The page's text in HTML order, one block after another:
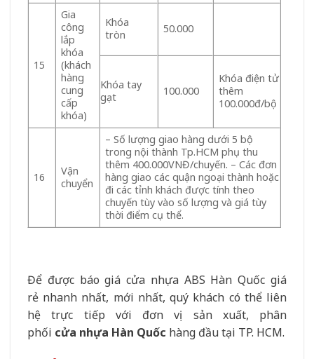
15
Gia
công
lắp
khóa
(khách
hàng
cung
cấp
khóa)
Khóa
tròn
50.000
Khóa tay
gạt
100.000
Khóa điện tử
thêm
100.000đ/bộ
16
Vận
chuyển
– Số lượng giao hàng dưới 5 bộ
trong nội thành Tp.HCM phụ thu
thêm 400.000VNĐ/chuyến. – Các đơn
hàng giao các quận ngoại thành hoặc
đi các tỉnh khách được tính theo
chuyến tùy vào số lượng và giá tùy
thời điểm cụ thể.
Để được báo giá cửa nhựa ABS Hàn Quốc giá
rẻ nhanh nhất, mới nhất, quý khách có thể liên
hệ trực tiếp với đơn vị sản xuất, phân
phối cửa nhựa Hàn Quốc hàng đầu tại TP. HCM.